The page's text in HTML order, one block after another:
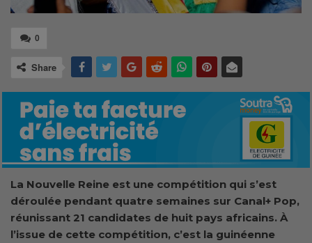
0
Share
La Nouvelle Reine est une compétition qui s’est
déroulée pendant quatre semaines sur Canal+ Pop,
réunissant 21 candidates de huit pays africains. À
l’issue de cette compétition, c’est la guinéenne